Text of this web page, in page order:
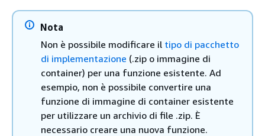
Nota
Non è possibile modificare il tipo di pacchetto
di implementazione (.zip o immagine di
container) per una funzione esistente. Ad
esempio, non è possibile convertire una
funzione di immagine di container esistente
per utilizzare un archivio di file .zip. È
necessario creare una nuova funzione.